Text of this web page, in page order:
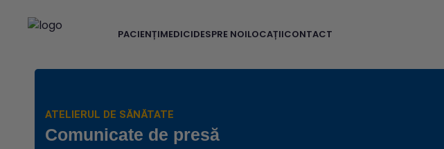
PACIENȚIMEDICIDESPRE NOILOCAȚIICONTACT
ATELIERUL DE SĂNĂTATE
Comunicate de presă